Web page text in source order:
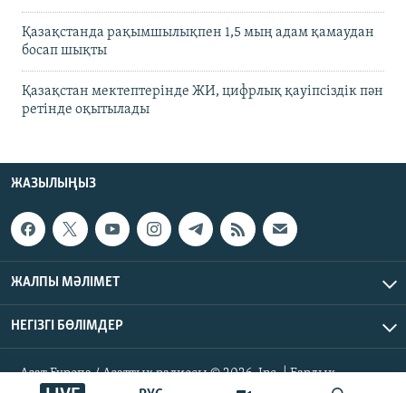
Қазақстанда рақымшылықпен 1,5 мың адам қамаудан
босап шықты
Қазақстан мектептерінде ЖИ, цифрлық қауіпсіздік пән
ретінде оқытылады
ЖАЗЫЛЫҢЫЗ
ЖАЛПЫ МӘЛІМЕТ
НЕГІЗГІ БӨЛІМДЕР
Азат Еуропа / Азаттық радиосы © 2026, Inc. | Барлық